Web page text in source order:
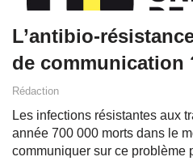
L’antibio-
de communication
Rédaction
Les infections résistantes aux
année 700 000 morts dans le
communiquer sur ce problème